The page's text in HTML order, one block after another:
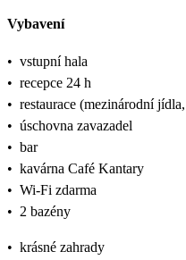
Vybavení
• vstupní hala
• recepce 24 h
• restaurace (mezinárodní
• úschovna zavazadel
• bar
• kavárna Café Kantary
• Wi-Fi zdarma
• 2 bazény
• krásné zahrady